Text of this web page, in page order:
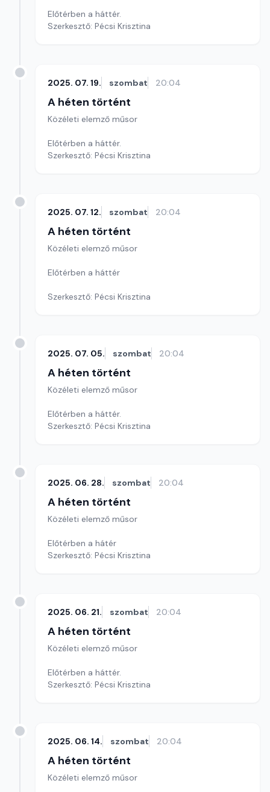
Előtérben a háttér.
Szerkesztő: Pécsi Krisztina
2025. 07. 19. szombat 20:04
A héten történt
Közéleti elemző műsor
Előtérben a háttér.
Szerkesztő: Pécsi Krisztina
2025. 07. 12. szombat 20:04
A héten történt
Közéleti elemző műsor
Előtérben a háttér
Szerkesztő: Pécsi Krisztina
2025. 07. 05. szombat 20:04
A héten történt
Közéleti elemző műsor
Előtérben a háttér.
Szerkesztő: Pécsi Krisztina
2025. 06. 28. szombat 20:04
A héten történt
Közéleti elemző műsor
Előtérben a hátér
Szerkesztő: Pécsi Krisztina
2025. 06. 21. szombat 20:04
A héten történt
Közéleti elemző műsor
Előtérben a háttér.
Szerkesztő: Pécsi Krisztina
2025. 06. 14. szombat 20:04
A héten történt
Közéleti elemző műsor